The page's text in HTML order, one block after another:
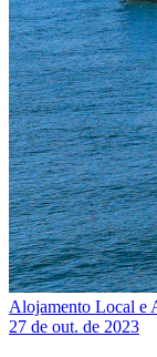
Alojamento Local e
27 de out. de 2023